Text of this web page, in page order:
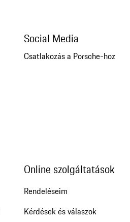
Social Media
Csatlakozás a Porsche-hoz
Online szolgáltatások
Rendeléseim
Kérdések és válaszok